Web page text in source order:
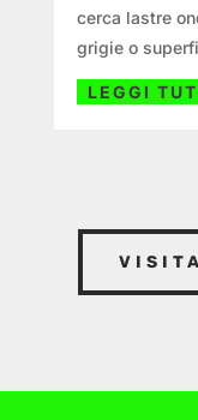
cerca lastre
grigie o
anomalie, non
LEGGI